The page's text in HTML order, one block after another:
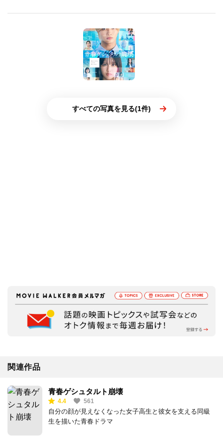
すべての写真を見る(1件)
関連作品
青春ゲシュタルト崩壊
4.4 561
自分の顔が見えなくなった女子高生と彼女を支える同級
生を描いた青春ドラマ